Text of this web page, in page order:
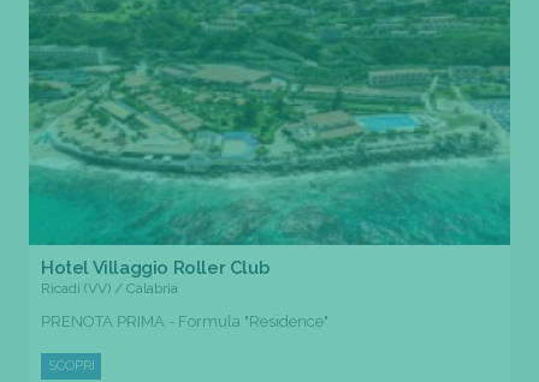
Hotel Villaggio Roller Club
Ricadi (VV) / Calabria
PRENOTA PRIMA - Formula "Residence"
SCOPRI